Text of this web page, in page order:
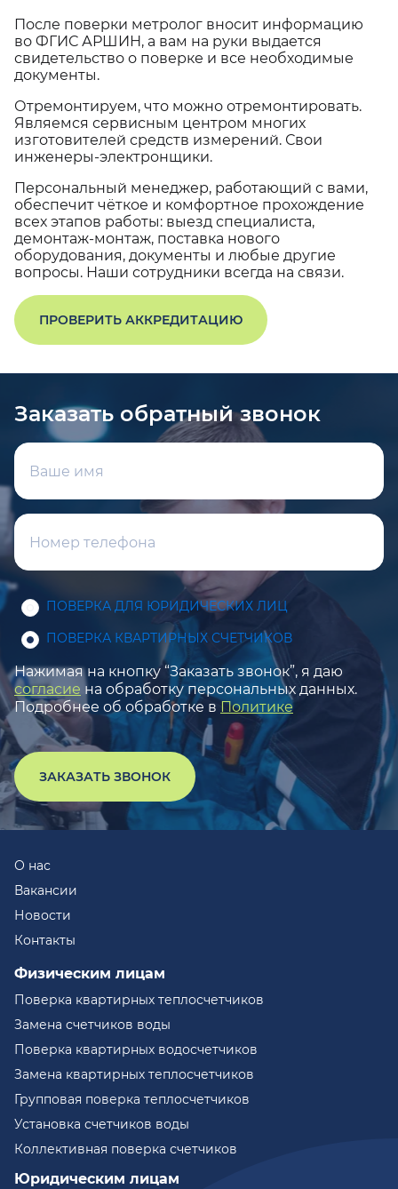
После поверки метролог вносит информацию
во ФГИС АРШИН, а вам на руки выдается
свидетельство о поверке и все необходимые
документы.
Отремонтируем, что можно отремонтировать.
Являемся сервисным центром многих
изготовителей средств измерений. Свои
инженеры-электронщики.
Персональный менеджер, работающий с вами,
обеспечит чёткое и комфортное прохождение
всех этапов работы: выезд специалиста,
демонтаж-монтаж, поставка нового
оборудования, документы и любые другие
вопросы. Наши сотрудники всегда на связи.
ПРОВЕРИТЬ АККРЕДИТАЦИЮ
Заказать обратный звонок
ПОВЕРКА ДЛЯ ЮРИДИЧЕСКИХ ЛИЦ
ПОВЕРКА КВАРТИРНЫХ СЧЕТЧИКОВ
Нажимая на кнопку “Заказать звонок”, я даю
согласие на обработку персональных данных.
Подробнее об обработке в Политике
ЗАКАЗАТЬ ЗВОНОК
О нас
Вакансии
Новости
Контакты
Физическим лицам
Поверка квартирных теплосчетчиков
Замена счетчиков воды
Поверка квартирных водосчетчиков
Замена квартирных теплосчетчиков
Групповая поверка теплосчетчиков
Установка счетчиков воды
Коллективная поверка счетчиков
Юридическим лицам